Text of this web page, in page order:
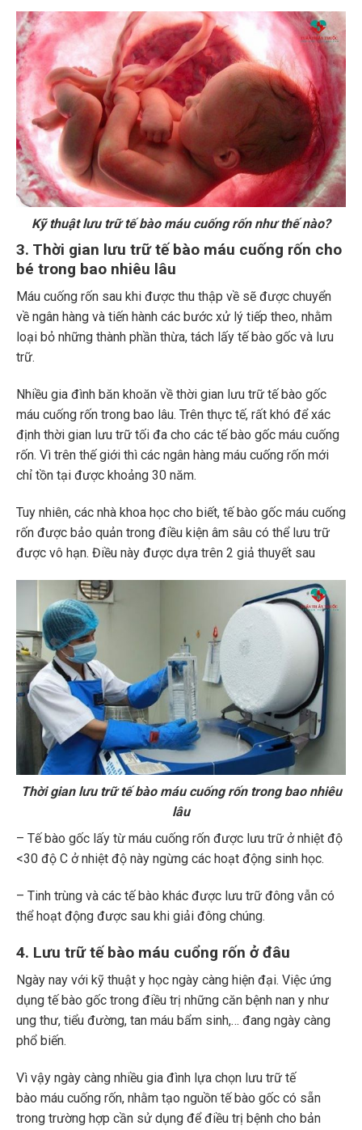
Kỹ thuật lưu trữ tế bào máu cuống rốn như thế nào?
3. Thời gian lưu trữ tế bào máu cuống rốn cho
bé trong bao nhiêu lâu
Máu cuống rốn sau khi được thu thập về sẽ được chuyển
về ngân hàng và tiến hành các bước xử lý tiếp theo, nhằm
loại bỏ những thành phần thừa, tách lấy tế bào gốc và lưu
trữ.
Nhiều gia đình băn khoăn về thời gian lưu trữ tế bào gốc
máu cuống rốn trong bao lâu. Trên thực tế, rất khó để xác
định thời gian lưu trữ tối đa cho các tế bào gốc máu cuống
rốn. Vì trên thế giới thì các ngân hàng máu cuống rốn mới
chỉ tồn tại được khoảng 30 năm.
Tuy nhiên, các nhà khoa học cho biết, tế bào gốc máu cuống
rốn được bảo quản trong điều kiện âm sâu có thể lưu trữ
được vô hạn. Điều này được dựa trên 2 giả thuyết sau
Thời gian lưu trữ tế bào máu cuống rốn trong bao nhiêu
lâu
– Tế bào gốc lấy từ máu cuống rốn được lưu trữ ở nhiệt độ
<30 độ C ở nhiệt độ này ngừng các hoạt động sinh học.
– Tinh trùng và các tế bào khác được lưu trữ đông vẫn có
thể hoạt động được sau khi giải đông chúng.
4. Lưu trữ tế bào máu cuổng rốn ở đâu
Ngày nay với kỹ thuật y học ngày càng hiện đại. Việc ứng
dụng tế bào gốc trong điều trị những căn bệnh nan y như
ung thư, tiểu đường, tan máu bẩm sinh,… đang ngày càng
phổ biến.
Vì vậy ngày càng nhiều gia đình lựa chọn lưu trữ tế
bào máu cuống rốn, nhằm tạo nguồn tế bào gốc có sẵn
trong trường hợp cần sử dụng để điều trị bệnh cho bản